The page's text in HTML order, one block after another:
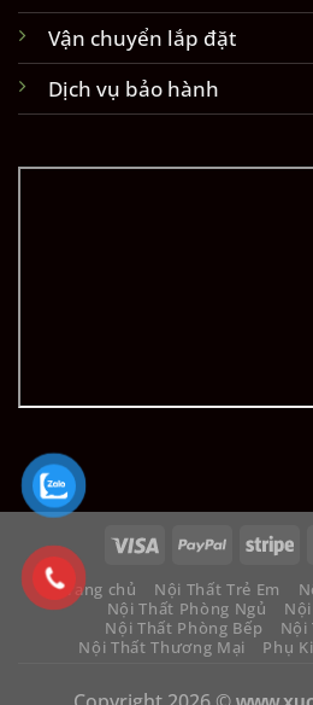
Vận chuyển lắp đặt
Dịch vụ bảo hành
Trang chủ Nội Thất Trẻ Em
Nội Thất Phòng Ngủ
Nội Thất Phòng Bếp
Nội
Nội Thất Thương Mại
Phụ